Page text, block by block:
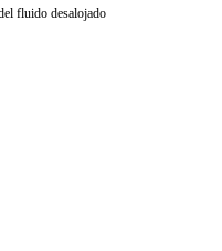
fluido desalojado